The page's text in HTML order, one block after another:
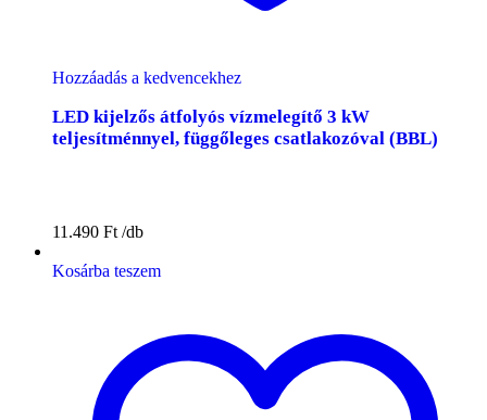
Hozzáadás a kedvencekhez
LED kijelzős átfolyós vízmelegítő 3 kW
teljesítménnyel, függőleges csatlakozóval (BBL)
11.490 Ft
Kosárba teszem